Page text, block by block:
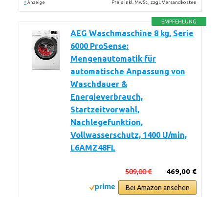
* Anzeige Preis inkl. MwSt., zzgl. Versandkosten
EMPFEHLUNG
AEG Waschmaschine 8 kg, Serie
6000 ProSense:
Mengenautomatik für
automatische Anpassung von
Waschdauer &
Energieverbrauch,
Startzeitvorwahl,
Nachlegefunktion,
Vollwasserschutz, 1400 U/min,
L6AMZ48FL
469,00 €
509,00 €
Bei Amazon ansehen